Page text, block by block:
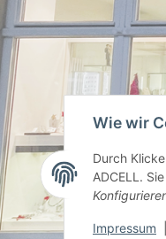
Wie wir
Durch
ADCELL.
Impressum